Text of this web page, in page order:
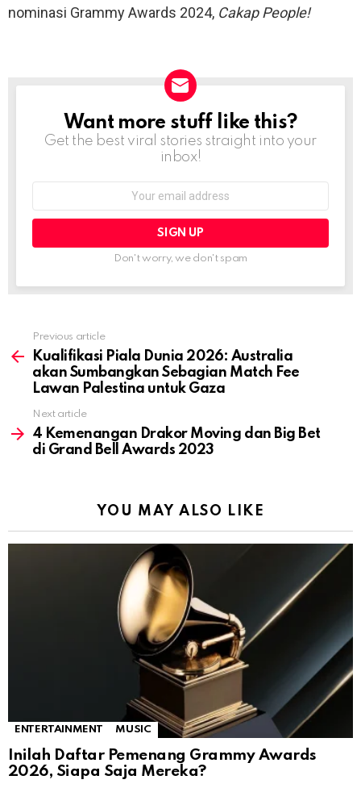
nominasi Grammy Awards 2024, Cakap People!
NEWSLETTER
Want more stuff like this?
Get the best viral stories straight into your
inbox!
Don't worry, we don't spam
more
Previous article
Kualifikasi Piala Dunia 2026: Australia
akan Sumbangkan Sebagian Match Fee
Lawan Palestina untuk Gaza
Next article
4 Kemenangan Drakor Moving dan Big Bet
di Grand Bell Awards 2023
YOU MAY ALSO LIKE
ENTERTAINMENT MUSIC
Inilah Daftar Pemenang Grammy Awards
2026, Siapa Saja Mereka?